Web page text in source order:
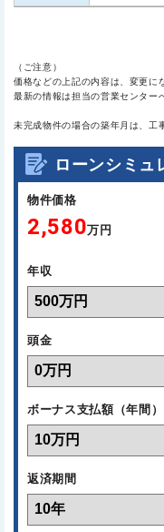
（ご注意）
価格などの上記の内容は、変更に
最新の情報は担当の営業センター
未完成物件の場合の築年月は、工
ローンシミュ
物件価格
2,580万円
年収
頭金
ボーナス支払額（年間）
返済期間